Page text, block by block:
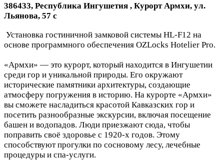
386433, Республика Ингушетия , Курорт Армхи, ул.
Льянова, 57 c
Установка гостиничной замковой системы HL-F12 на
основе программного обеспечения OZLocks Hotelier Pro.
«Армхи» — это курорт, который находится в Ингушетии
среди гор и уникальной природы. Его окружают
исторические памятники архитектуры, создающие
атмосферу погружения в историю. На курорте «Армхи»
вы сможете насладиться красотой Кавказских гор и
посетить разнообразные экскурсии, включая посещение
башен и водопадов. Люди приезжают сюда, чтобы
поправить своё здоровье с 1920-х годов. Этому
способствуют прогулки по сосновому лесу, лечебные
процедуры и спа-услуги.